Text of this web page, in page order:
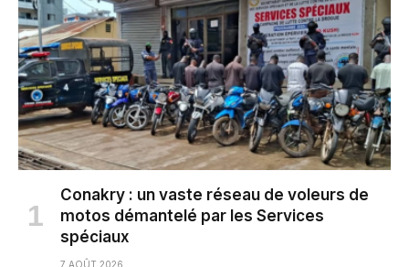
Conakry : un vaste réseau de voleurs de
motos démantelé par les Services
spéciaux
7 AOÛT 2026